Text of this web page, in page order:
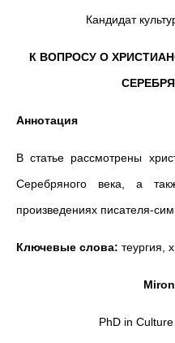
Кандидат
К ВОПРОСУ О
Аннотация
В статье рассмотрены
Серебряного века, а
произведениях писателя-
Ключевые слова: теургия,
PhD in